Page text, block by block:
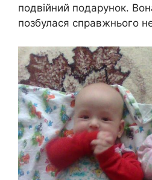
подвійний подарунок.
позбулася справжнього